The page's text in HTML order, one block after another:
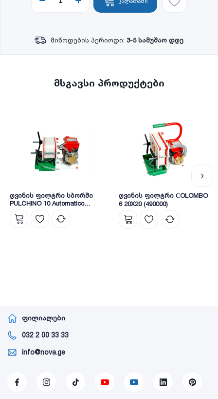
მიწოდების პერიოდი: 3-5 სამუშაო დღე
მსგავსი პროდუქტები
ღვინის ფილტრი სბორში
PULCHINO 10 Automatico
20*10 (0400)
ღვინის ფილტრი СOLOMBO
6 20X20 (490000)
ფილიალები
032 2 00 33 33
info@nova.ge